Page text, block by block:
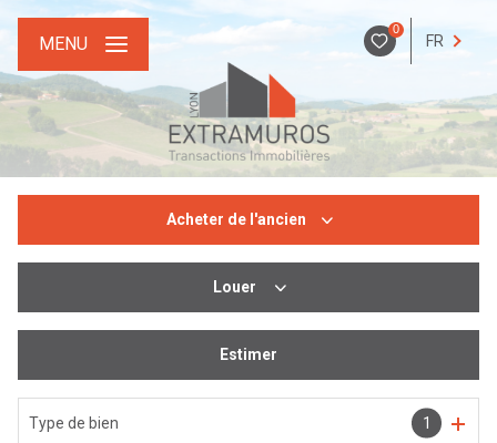
0
FR
MENU
Acheter de l'ancien
De l'immo pro
Louer
Estimer
Type de bien 1